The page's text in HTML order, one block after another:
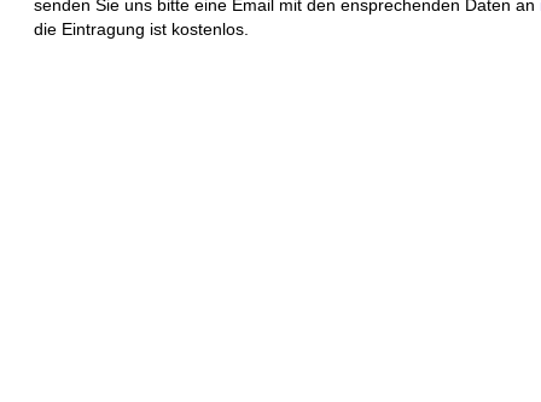
senden Sie uns bitte eine Email mit den ensprechenden Daten an
die Eintragung ist kostenlos.